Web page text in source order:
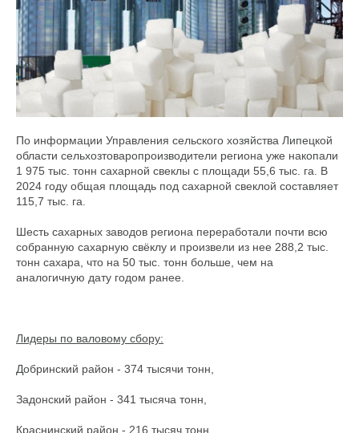
По информации Управления сельского хозяйства Липецкой
области сельхозтоваропроизводители региона уже накопали
1 975 тыс. тонн сахарной свеклы с площади 55,6 тыс. га. В
2024 году общая площадь под сахарной свеклой составляет
115,7 тыс. га.
Шесть сахарных заводов региона переработали почти всю
собранную сахарную свёклу и произвели из нее 288,2 тыс.
тонн сахара, что на 50 тыс. тонн больше, чем на
аналогичную дату годом ранее.
Лидеры по валовому сбору:
Добринский район - 374 тысячи тонн,
Задонский район - 341 тысяча тонн,
Краснинский район - 216 тысяч тонн.